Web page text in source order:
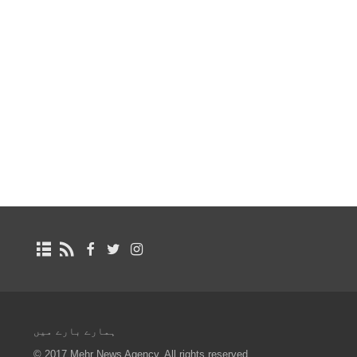
ہمارے بارے میں
© 2017 Mehr News Agency. All rights reserved